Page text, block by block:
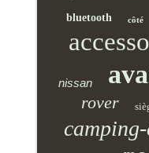
bluetooth côté
nissan
rover